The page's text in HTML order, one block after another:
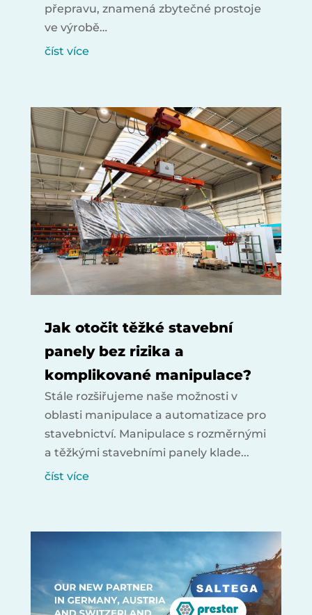
přepravu, znamená zbytečné prostoje
ve výrobě…
číst více
Jak otočit těžké stavební
panely bez rizika a
komplikované manipulace?
Stále rozšiřujeme naše možnosti v
oblasti manipulace a automatizace pro
stavebnictví. Manipulace s rozměrnými
a těžkými stavebními panely klade...
číst více